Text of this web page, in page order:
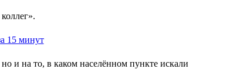
и на то, в каком населённом пункте искали